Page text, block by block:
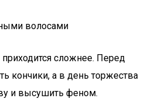
волосами
сложнее. Перед
кончики, а в день торжества
и высушить феном.